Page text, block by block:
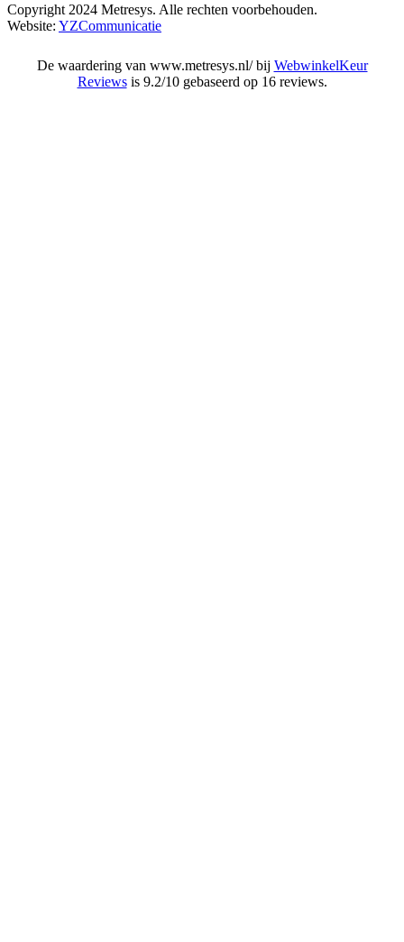
Copyright 2024 Metresys. Alle rechten voorbehouden.
Website: YZCommunicatie
De waardering van www.metresys.nl/ bij WebwinkelKeur
Reviewsis 9.2/10 gebaseerd op 16 reviews.